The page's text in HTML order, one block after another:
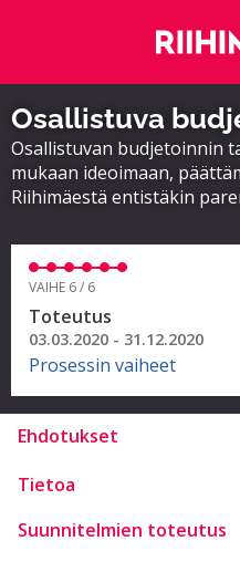
Osallistuva
Osallistuvan budjetoinnin
mukaan ideoimaan,
Riihimäestä entistäkin
VAIHE 6 / 6
Toteutus
03.03.2020 - 31.12.2020
Prosessin vaiheet
Ehdotukset
Tietoa
Suunnitelmien toteutus